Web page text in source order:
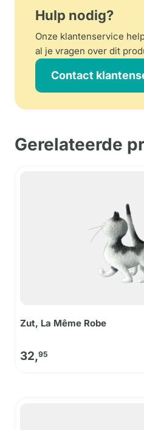
Hulp nodig?
Onze klantenservice
al je vragen over dit
Contact
Gerelateerde
Zut, La Même Robe
32,95